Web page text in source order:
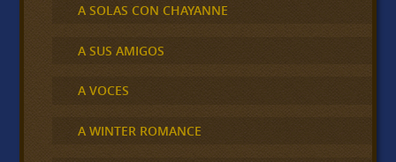
A SOLAS CON CHAYANNE
A SUS AMIGOS
A VOCES
A WINTER ROMANCE